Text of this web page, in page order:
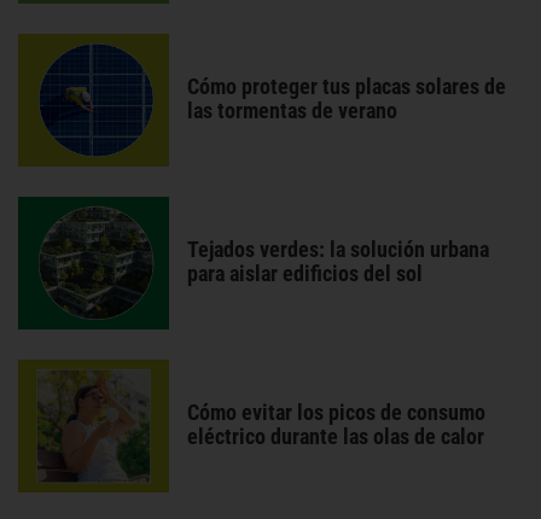
Cómo proteger tus placas solares de
las tormentas de verano
Tejados verdes: la solución urbana
para aislar edificios del sol
Cómo evitar los picos de consumo
eléctrico durante las olas de calor